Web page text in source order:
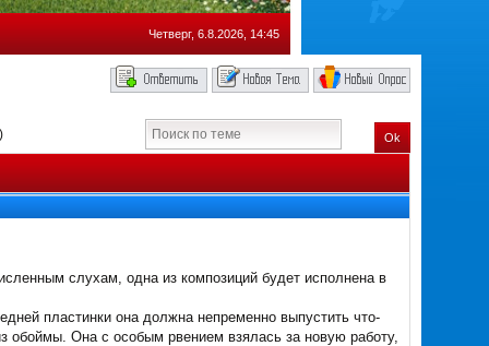
Четверг, 6.8.2026, 14:45
Ok
слухам, одна из композиций будет исполнена в
пластинки она должна непременно выпустить что-
обоймы. Она с особым рвением взялась за новую работу,